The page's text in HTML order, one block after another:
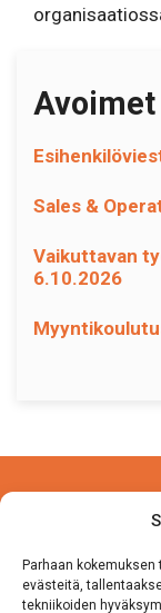
Parhaan
evästeitä,
tekniikoiden
Sales &
Vaikuttavan
6.10.2026